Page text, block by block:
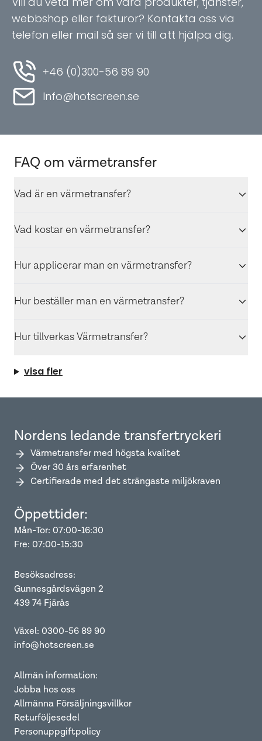
webbshop eller fakturor? Kontakta oss via
telefon eller mail så ser vi till att hjälpa dig.
+46 (0)300-56 89 90
Info@hotscreen.se
FAQ om värmetransfer
Vad är en värmetransfer?
Vad kostar en värmetransfer?
Hur applicerar man en värmetransfer?
Hur beställer man en värmetransfer?
Hur tillverkas Värmetransfer?
visa fler
Nordens ledande transfertryckeri
Värmetransfer med högsta kvalitet
Över 30 års erfarenhet
Certifierade med det strängaste miljökraven
Öppettider:
Mån-Tor: 07:00-16:30
Fre: 07:00-15:30
Besöksadress:
Gunnesgårdsvägen 2
439 74 Fjärås
Växel: 0300-56 89 90
info@hotscreen.se
Allmän information:
Jobba hos oss
Allmänna Försäljningsvillkor
Returföljesedel
Personuppgiftpolicy